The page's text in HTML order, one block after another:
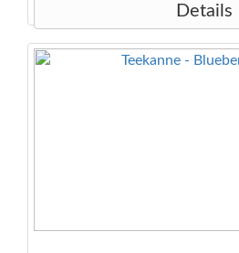
Details